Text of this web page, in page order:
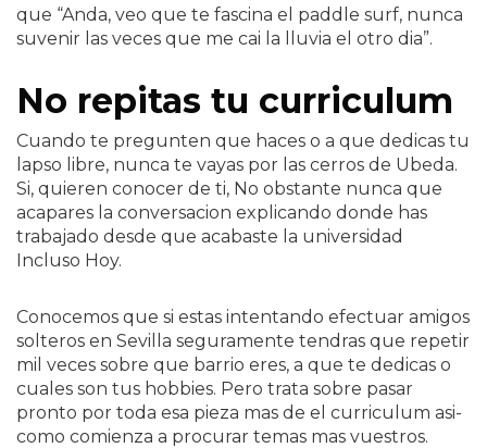
que “Anda, veo que te fascina el paddle surf, nunca
suvenir las veces que me cai la lluvia el otro dia”.
No repitas tu curriculum
Cuando te pregunten que haces o a que dedicas tu
lapso libre, nunca te vayas por las cerros de Ubeda.
Si, quieren conocer de ti, No obstante nunca que
acapares la conversacion explicando donde has
trabajado desde que acabaste la universidad
Incluso Hoy.
Conocemos que si estas intentando efectuar amigos
solteros en Sevilla seguramente tendras que repetir
mil veces sobre que barrio eres, a que te dedicas o
cuales son tus hobbies. Pero trata sobre pasar
pronto por toda esa pieza mas de el curriculum asi­
como comienza a procurar temas mas vuestros.